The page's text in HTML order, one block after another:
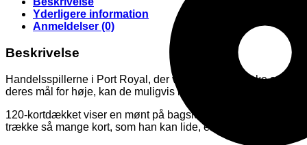
Yderligere information
Anmeldelser (0)
Beskrivelse
Handelsspillerne i Port Royal, der vandt den østrigske
deres mål for høje, kan de muligvis ikke tage hjem noget for
120-kortdækket viser en mønt på bagsiden af ​​hvert kort –
trække så mange kort, som han kan lide, et ad gangen fra